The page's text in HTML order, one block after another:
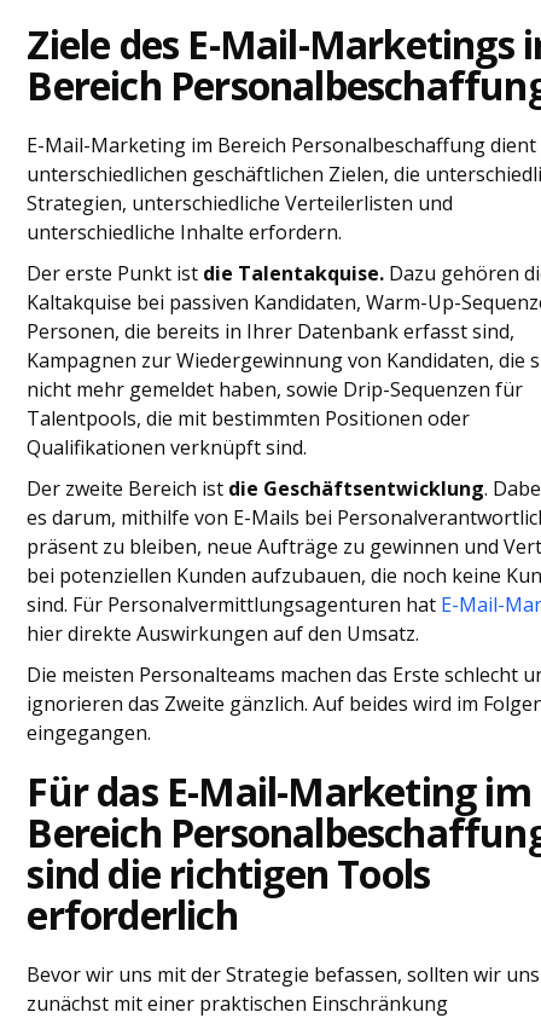
Ziele des E-Mail-Marketings
Bereich
E-Mail-Marketing im Bereich Personalbeschaffung dient
unterschiedlichen geschäftlichen Zielen, die
Strategien, unterschiedliche Verteilerlisten und
unterschiedliche Inhalte erfordern.
Der erste Punkt ist die Talentakquise. Dazu gehören
Kaltakquise bei passiven Kandidaten, Warm-Up-
Personen, die bereits in Ihrer Datenbank erfasst sind,
Kampagnen zur Wiedergewinnung von Kandidaten, die
nicht mehr gemeldet haben, sowie Drip-Sequenzen für
Talentpools, die mit bestimmten Positionen oder
Qualifikationen verknüpft sind.
Der zweite Bereich ist die Geschäftsentwicklung.
es darum, mithilfe von E-Mails bei
präsent zu bleiben, neue Aufträge zu gewinnen und
bei potenziellen Kunden aufzubauen, die noch keine
sind. Für Personalvermittlungsagenturen hat E-Mail-
hier direkte Auswirkungen auf den Umsatz.
Die meisten Personalteams machen das Erste schlecht
ignorieren das Zweite gänzlich. Auf beides wird im
eingegangen.
Für das E-Mail-Marketing im
Bereich
sind die richtigen Tools
erforderlich
Bevor wir uns mit der Strategie befassen, sollten wir uns
zunächst mit einer praktischen Einschränkung